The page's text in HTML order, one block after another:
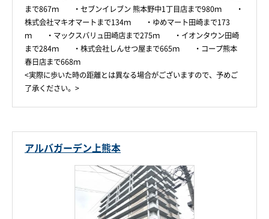
まで867ｍ ・セブンイレブン 熊本野中1丁目店まで980ｍ ・
株式会社マキオマートまで134ｍ ・ゆめマート田崎まで173
ｍ ・マックスバリュ田崎店まで275ｍ ・イオンタウン田崎
まで284ｍ ・株式会社しんせつ屋まで665ｍ ・コープ熊本
春日店まで668ｍ
<実際に歩いた時の距離とは異なる場合がございますので、予めご
了承ください。>
アルバガーデン上熊本